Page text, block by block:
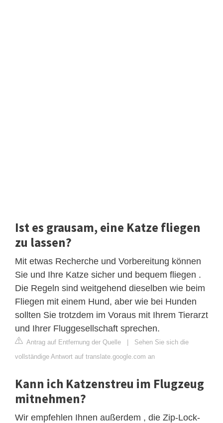
Ist es grausam, eine Katze fliegen
zu lassen?
Mit etwas Recherche und Vorbereitung können
Sie und Ihre Katze sicher und bequem fliegen .
Die Regeln sind weitgehend dieselben wie beim
Fliegen mit einem Hund, aber wie bei Hunden
sollten Sie trotzdem im Voraus mit Ihrem Tierarzt
und Ihrer Fluggesellschaft sprechen.
Antrag auf Entfernung der Quelle | Sehen Sie sich die
vollständige Antwort auf translate.google.com an
Kann ich Katzenstreu im Flugzeug
mitnehmen?
Wir empfehlen Ihnen außerdem , die Zip-Lock-